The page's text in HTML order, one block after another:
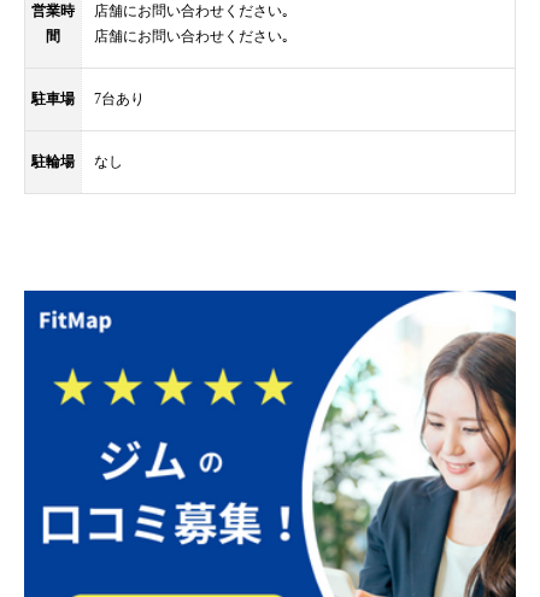
営業時
間
店舗にお問い合わせください｡
店舗にお問い合わせください｡
駐車場 7台あり
駐輪場 なし